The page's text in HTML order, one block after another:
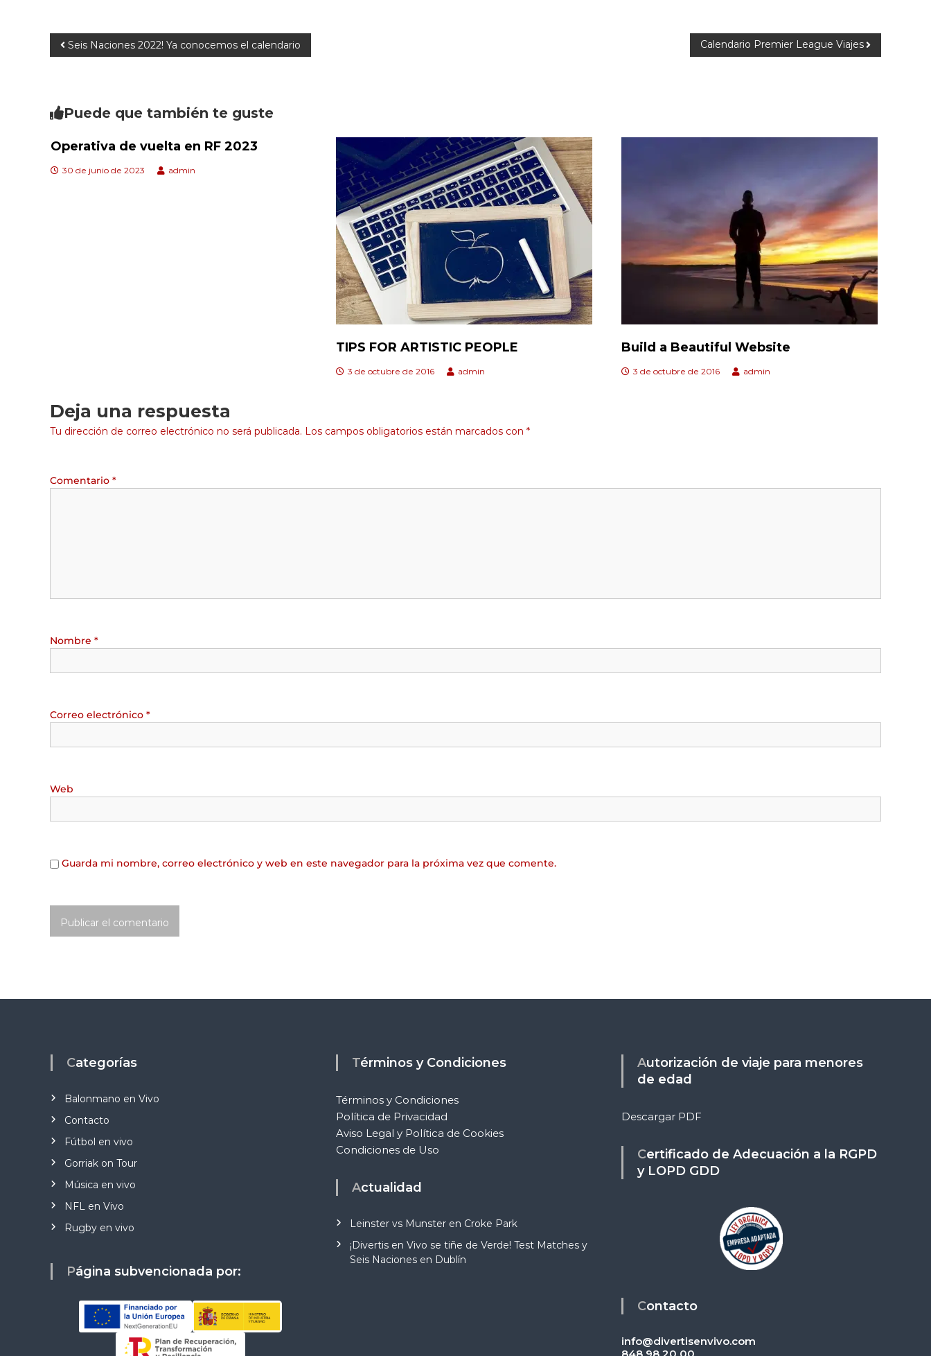
Seis Naciones 2022! Ya conocemos el calendario Calendario Premier League Viajes
Puede que también te guste
Operativa de vuelta en RF 2023
30 de junio de 2023 admin
TIPS FOR ARTISTIC PEOPLE
3 de octubre de 2016 admin
Build a Beautiful Website
3 de octubre de 2016 admin
Deja una respuesta
Tu dirección de correo electrónico no será publicada. Los campos obligatorios están marcados con *
Comentario *
Nombre *
Correo electrónico *
Web
Guarda mi nombre, correo electrónico y web en este navegador para la próxima vez que comente.
Categorías
Balonmano en Vivo
Contacto
Fútbol en vivo
Gorriak on Tour
Música en vivo
NFL en Vivo
Rugby en vivo
Página subvencionada por:
Términos y Condiciones
Términos y Condiciones
Política de Privacidad
Aviso Legal y Política de Cookies
Condiciones de Uso
Actualidad
Leinster vs Munster en Croke Park
¡Divertis en Vivo se tiñe de Verde! Test Matches y
Seis Naciones en Dublín
Autorización de viaje para menores
de edad
Descargar PDF
Certificado de Adecuación a la RGPD
y LOPD GDD
Contacto
info@divertisenvivo.com